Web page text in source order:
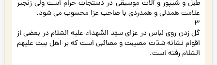
طبل و شیپور و آلات موسیقی در دستجات حرام است ولی زنجیر
علامت همدلی و همدردی با صاحب عزا محسوب می شود.
3
گل زدن روی لباس در عزای سیّد الشّهداء علیه السّلام در بعضی از
اقوام نشانه شدّت مصیبت و مصائبی است که بر اهل بیت علیهم
السّلام رفته است.